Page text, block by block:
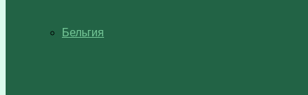
Бельгия